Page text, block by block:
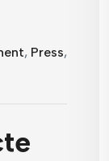
, Press,